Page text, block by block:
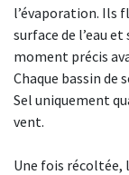
l’évaporation. Ils
surface de l’eau
moment précis
Chaque bassin de
Sel uniquement
vent.
Une fois récoltée,